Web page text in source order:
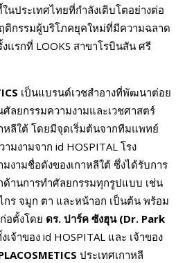
นประเทศไทยที่กำลังเติบโตอย่างต่อ
ติกรรมผู้บริโภคยุคใหม่ที่มีความฉลาด
แรกที่ LOOKS สาขาโรบินสัน ศรี
เป็นแบรนด์เวชสำอางที่พัฒนาต่อย
ลยกรรมความงามและเวชศาสตร์
หลีใต้ โดยมีจุดเริ่มต้นจากทีมแพทย์
มงามจาก id HOSPITAL โรง
งามชื่อดังของเกาหลีใต้ ซึ่งได้รับการ
านการทำศัลยกรรมทุกรูปแบบ เช่น
กร จมูก ตา และหน้าอก เป็นต้น พร้อม
อตั้งโดย ดร. ปาร์ค ซังฮุน (Dr. Park
เจ้าของ id HOSPITAL และ เจ้าของ
ประเทศเกาหลี